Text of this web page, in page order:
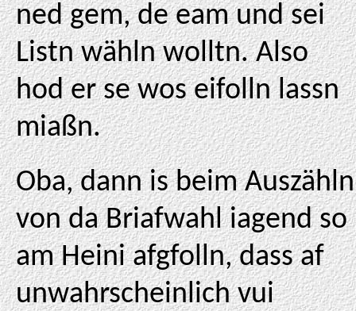
ned gem, de eam und sei
Listn wähln wolltn. Also
hod er se wos eifolln lassn
miaßn.
Oba, dann is beim Auszähln
von da Briafwahl iagend so
am Heini afgfolln, dass af
unwahrscheinlich vui